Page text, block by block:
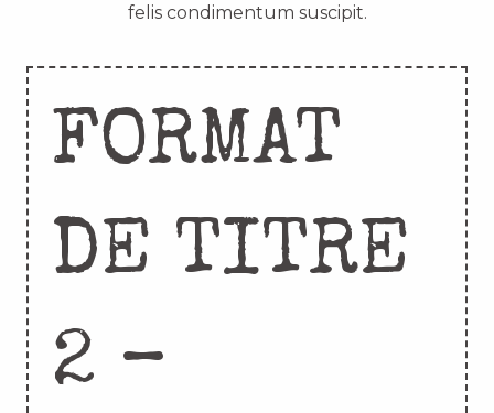
felis condimentum suscipit.
FORMAT
DE TITRE
2 –